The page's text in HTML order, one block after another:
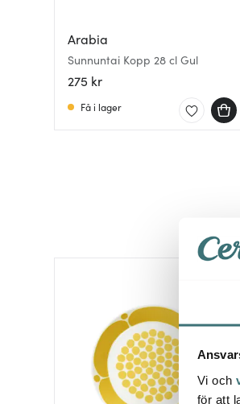
Vi och
för att
Arabia
Sunnuntai Kopp 28 cl Gul
275 kr
Få i lager